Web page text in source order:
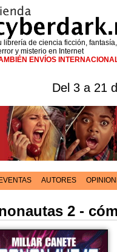
librería de ciencia ficción, fantasía,
y misterio en Internet
ENVÍOS
Del 3 a 21
AUTORES
2 -